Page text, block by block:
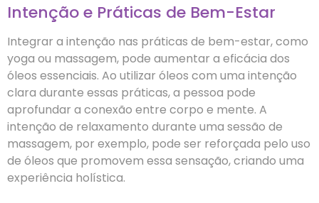
Intenção e Práticas de Bem-Estar
Integrar a intenção nas práticas de bem-estar, como
yoga ou massagem, pode aumentar a eficácia dos
óleos essenciais. Ao utilizar óleos com uma intenção
clara durante essas práticas, a pessoa pode
aprofundar a conexão entre corpo e mente. A
intenção de relaxamento durante uma sessão de
massagem, por exemplo, pode ser reforçada pelo uso
de óleos que promovem essa sensação, criando uma
experiência holística.